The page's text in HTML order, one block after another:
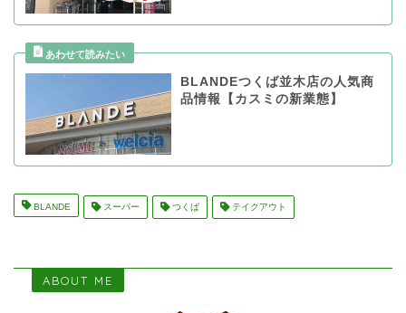
BLANDEつくば並木店の人気商
品情報【カスミの新業態】
BLANDE スーパー つくば テイクアウト
ABOUT ME